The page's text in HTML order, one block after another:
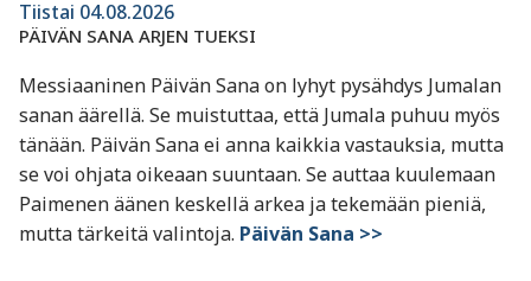
Tiistai 04.08.2026
PÄIVÄN SANA ARJEN TUEKSI
Messiaaninen Päivän Sana on lyhyt pysähdys Jumalan
sanan äärellä. Se muistuttaa, että Jumala puhuu myös
tänään. Päivän Sana ei anna kaikkia vastauksia, mutta
se voi ohjata oikeaan suuntaan. Se auttaa kuulemaan
Paimenen äänen keskellä arkea ja tekemään pieniä,
mutta tärkeitä valintoja. Päivän Sana >>